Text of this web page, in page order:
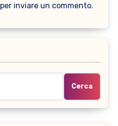
per inviare un commento.
Cerca